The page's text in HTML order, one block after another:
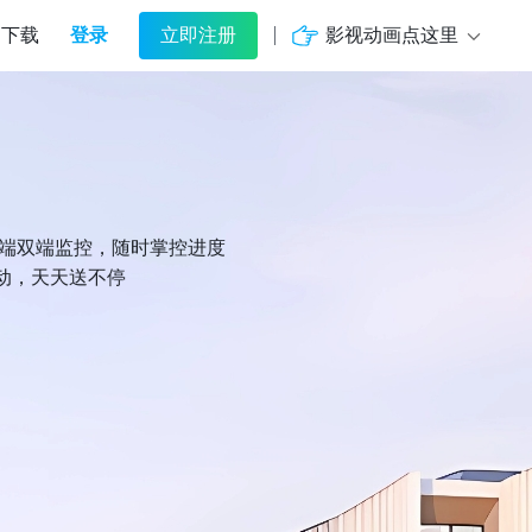
下载 登录 立即注册 影视动画点这里
双端监控，随时掌控进度
，天天送不停